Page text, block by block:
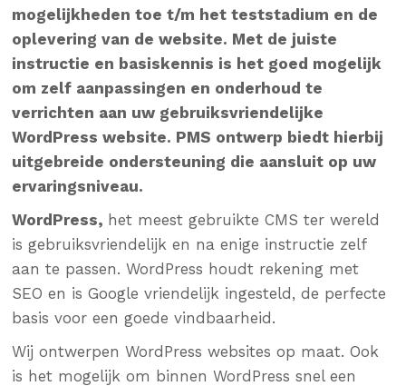
mogelijkheden toe t/m het teststadium en de
oplevering van de website. Met de juiste
instructie en basiskennis is het goed mogelijk
om zelf aanpassingen en onderhoud te
verrichten aan uw gebruiksvriendelijke
WordPress website. PMS ontwerp biedt hierbij
uitgebreide ondersteuning die aansluit op uw
ervaringsniveau.
WordPress, het meest gebruikte CMS ter wereld
is gebruiksvriendelijk en na enige instructie zelf
aan te passen. WordPress houdt rekening met
SEO en is Google vriendelijk ingesteld, de perfecte
basis voor een goede vindbaarheid.
Wij ontwerpen WordPress websites op maat. Ook
is het mogelijk om binnen WordPress snel een